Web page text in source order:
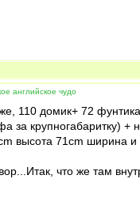
английское чудо
110 домик+ 72
за крупногабаритку)
высота 71cm ширина
что же там